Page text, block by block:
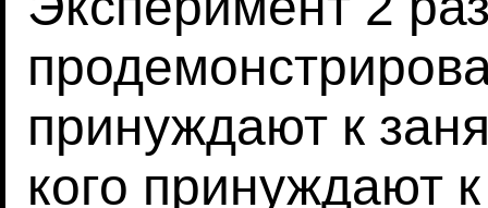
принуждают к
кого принуждают